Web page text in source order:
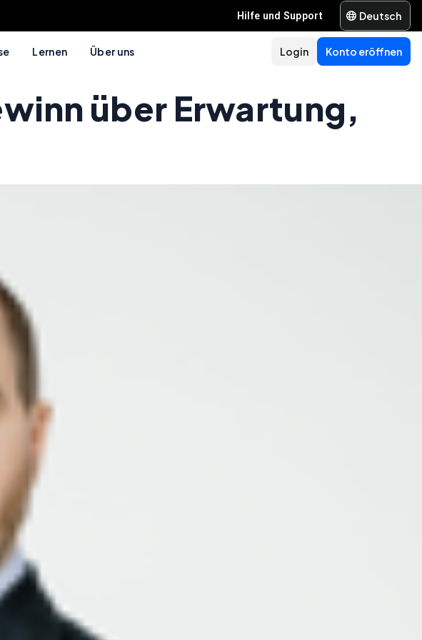
Hilfe und Support Deutsch
Lernen Über uns Konto eröffnen
Login
über Erwartung,